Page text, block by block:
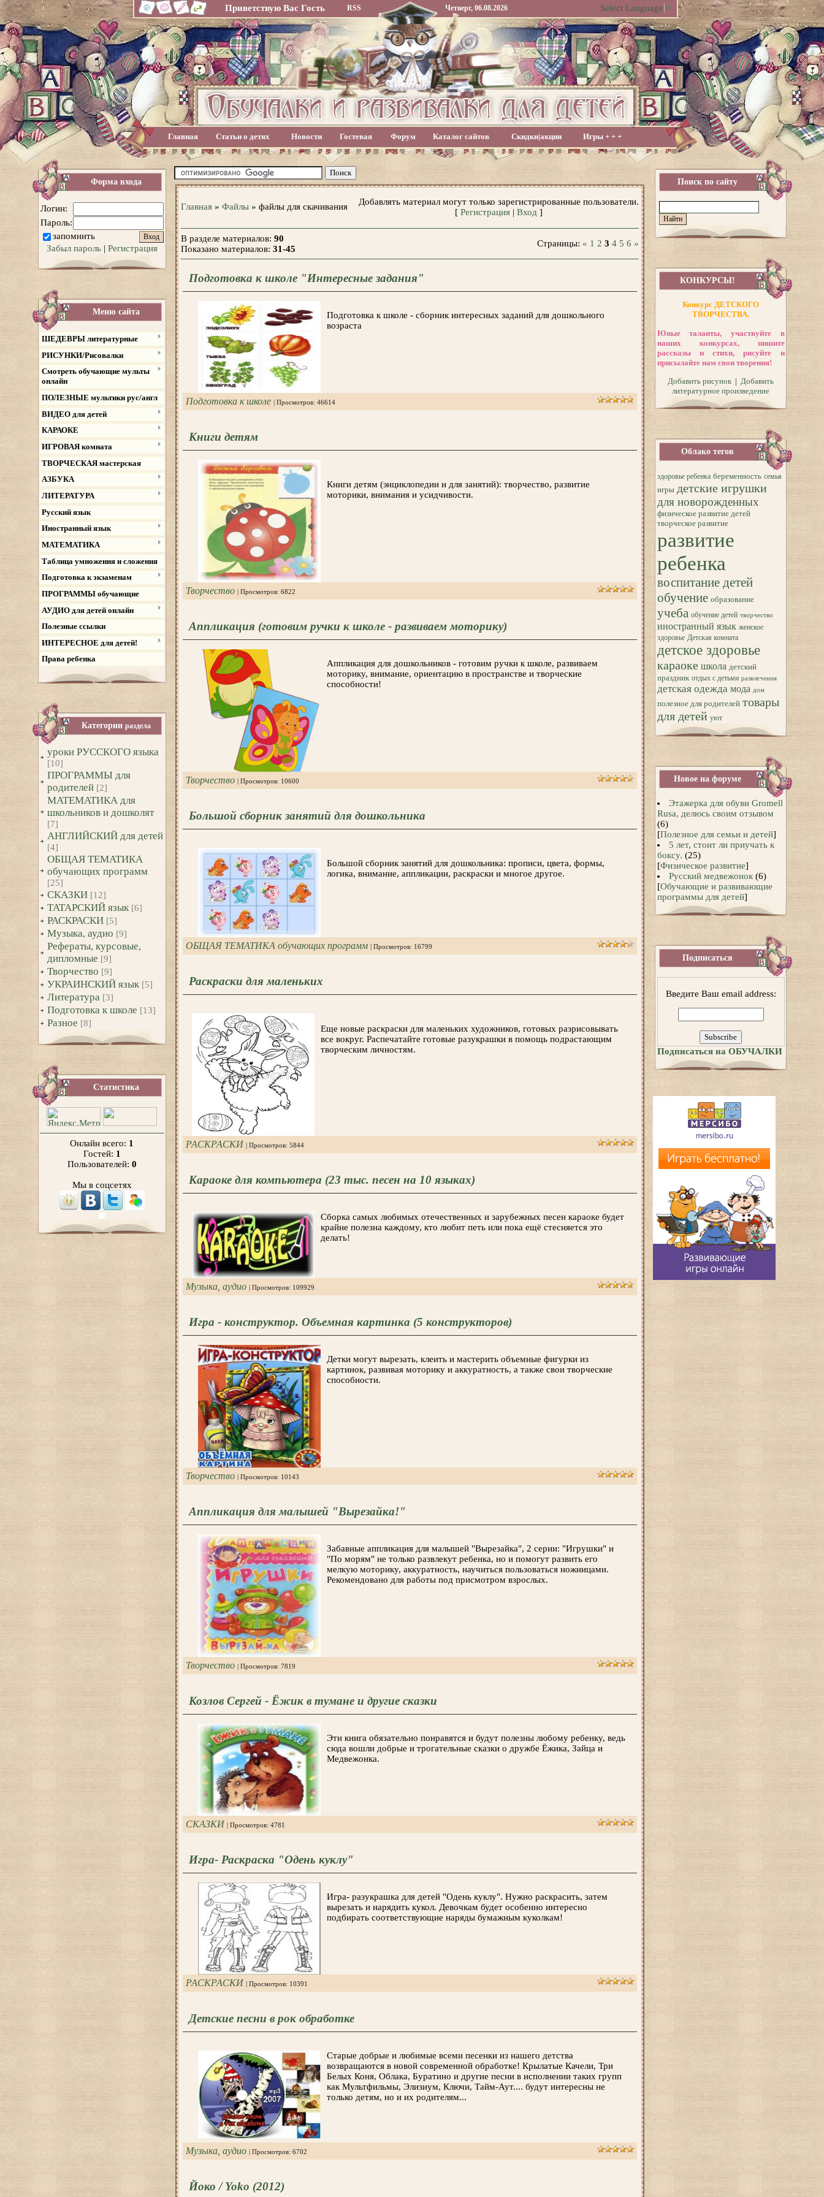
Приветствую Вас Гость RSS Четверг, 06.08.2026 Select Language ▼
Главная Статьи о детях Новости Гостевая Форум Каталог сайтов Скидки|акции Игры + + +
Форма входа
Логин:
Пароль:
запомнить
Забыл пароль| Регистрация
Меню сайта
ШЕДЕВРЫ литературные
РИСУНКИ/Рисовалки
Смотреть обучающие мульты
онлайн
ПОЛЕЗНЫЕ мультики рус/англ
ВИДЕО для детей
КАРАОКЕ
ИГРОВАЯ комната
ТВОРЧЕСКАЯ мастерская
АЗБУКА
ЛИТЕРАТУРА
Русский язык
Иностранный язык
МАТЕМАТИКА
Таблица умножения и сложения
Подготовка к экзаменам
ПРОГРАММЫ обучающие
АУДИО для детей онлайн
Полезные ссылки
ИНТЕРЕСНОЕ для детей!
Права ребенка
Категории раздела
уроки РУССКОГО языка
[10]
ПРОГРАММЫ для
родителей [2]
МАТЕМАТИКА для
школьников и дошколят
[7]
АНГЛИЙСКИЙ для детей
[4]
ОБЩАЯ ТЕМАТИКА
обучающих программ
[25]
СКАЗКИ [12]
ТАТАРСКИЙ язык [6]
РАСКРАСКИ [5]
Музыка, аудио [9]
Рефераты, курсовые,
дипломные [9]
Творчество [9]
УКРАИНСКИЙ язык [5]
Литература [3]
Подготовка к школе [13]
Разное [8]
Статистика
Онлайн всего: 1
Гостей: 1
Пользователей: 0
Мы в соцсетях
Главная» Файлы» файлы для скачивания
Добавлять материал могут только зарегистрированные пользователи.
[ Регистрация| Вход ]
В разделе материалов: 90
Показано материалов: 31-45
Страницы: « 1 2 3 4 5 6 »
Подготовка к школе "Интересные задания"
Подготовка к школе - сборник интересных заданий для дошкольного
возраста
Подготовка к школе | Просмотров: 46614
Книги детям
Книги детям (энциклопедии и для занятий): творчество, развитие
моторики, внимания и усидчивости.
Творчество | Просмотров: 6822
Аппликация (готовим ручки к школе - развиваем моторику)
Аппликация для дошкольников - готовим ручки к школе, развиваем
моторику, внимание, ориентацию в пространстве и творческие
способности!
Творчество | Просмотров: 10600
Большой сборник занятий для дошкольника
Большой сборник занятий для дошкольника: прописи, цвета, формы,
логика, внимание, аппликации, раскраски и многое другое.
ОБЩАЯ ТЕМАТИКА обучающих программ | Просмотров: 16799
Раскраски для маленьких
Еще новые раскраски для маленьких художников, готовых разрисовывать
все вокруг. Распечатайте готовые разукрашки в помощь подрастающим
творческим личностям.
РАСКРАСКИ | Просмотров: 5844
Караоке для компьютера (23 тыс. песен на 10 языках)
Сборка самых любимых отечественных и зарубежных песен караоке будет
крайне полезна каждому, кто любит петь или пока ещё стесняется это
делать!
Музыка, аудио | Просмотров: 109929
Игра - конструктор. Объемная картинка (5 конструкторов)
Детки могут вырезать, клеить и мастерить объемные фигурки из
картинок, развивая моторику и аккуратность, а также свои творческие
способности.
Творчество | Просмотров: 10143
Аппликация для малышей "Вырезайка!"
Забавные аппликация для малышей "Вырезайка", 2 серии: "Игрушки" и
"По морям" не только развлекут ребенка, но и помогут развить его
мелкую моторику, аккуратность, научиться пользоваться ножницами.
Рекомендовано для работы под присмотром взрослых.
Творчество | Просмотров: 7819
Козлов Сергей - Ёжик в тумане и другие сказки
Эти книга обязательно понравятся и будут полезны любому ребенку, ведь
сюда вошли добрые и трогательные сказки о дружбе Ёжика, Зайца и
Медвежонка.
СКАЗКИ | Просмотров: 4781
Игра- Раскраска "Одень куклу"
Игра- разукрашка для детей "Одень куклу". Нужно раскрасить, затем
вырезать и нарядить кукол. Девочкам будет особенно интересно
подбирать соответствующие наряды бумажным куколкам!
РАСКРАСКИ | Просмотров: 10391
Детские песни в рок обработке
Старые добрые и любимые всеми песенки из нашего детства
возвращаются в новой современной обработке! Крылатые Качели, Три
Белых Коня, Облака, Буратино и другие песни в исполнении таких групп
как Мультфильмы, Элизиум, Ключи, Тайм-Аут.... будут интересны не
только детям, но и их родителям...
Музыка, аудио | Просмотров: 6702
Йоко / Yoko (2012)
Поиск по сайту
КОНКУРСЫ!
Конкурс ДЕТСКОГО
ТВОРЧЕСТВА.
Юные таланты, участвуйте в
наших конкурсах, пишите
рассказы и стихи, рисуйте и
присылайте нам свои творения!
Добавить рисунок | Добавить
литературное произведение
Облако тегов
здоровье ребенка беременность семья
игры детские игрушки
для новорожденных
физическое развитие детей
творческое развитие
развитие
ребенка
воспитание детей
обучение образование
учеба обучение детей творчество
иностранный язык женское
здоровье Детская комната
детское здоровье
караоке школа детский
праздник отдых с детьми развлечения
детская одежда мода дом
полезное для родителей товары
для детей уют
Новое на форуме
Этажерка для обуви Gromell
Rusa, делюсь своим отзывом
(6)
[Полезное для семьи и детей]
5 лет, стоит ли приучать к
боксу. (25)
[Физическое развитие]
Русский медвежонок (6)
[Обучающие и развивающие
программы для детей]
Подписаться
Введите Ваш email address:
Подписаться на ОБУЧАЛКИ